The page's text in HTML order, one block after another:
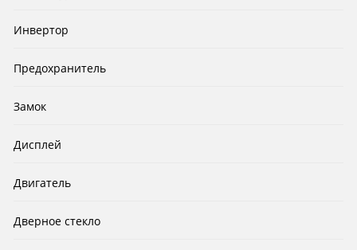
Инвертор
Предохранитель
Замок
Дисплей
Двигатель
Дверное стекло